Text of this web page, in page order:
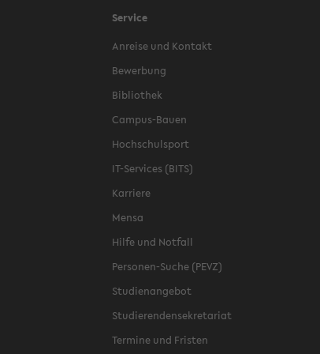
Service
Anreise und Kontakt
Bewerbung
Bibliothek
Campus-Bauen
Hochschulsport
IT-Services (BITS)
Karriere
Mensa
Hilfe und Notfall
Personen-Suche (PEVZ)
Studienangebot
Studierendensekretariat
Termine und Fristen